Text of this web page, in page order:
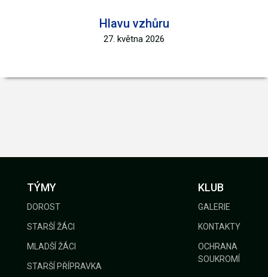
Hlavu vzhůru
27. května 2026
TÝMY
DOROST
STARŠÍ ŽÁCI
MLADŠÍ ŽÁCI
STARŠÍ PŘÍPRAVKA
KLUB
GALERIE
KONTAKTY
OCHRANA
SOUKROMÍ